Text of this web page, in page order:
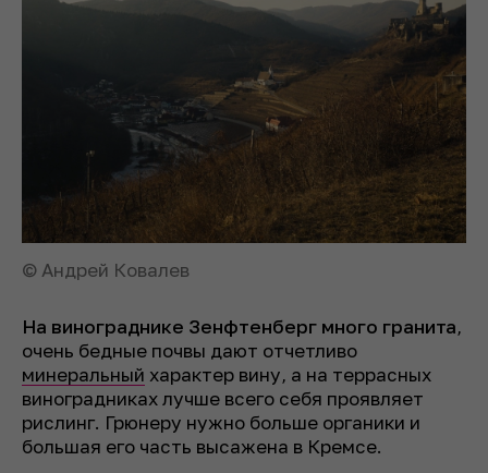
© Андрей Ковалев
На винограднике Зенфтенберг много гранита,
очень бедные почвы дают отчетливо
минеральный характер вину, а на террасных
виноградниках лучше всего себя проявляет
рислинг. Грюнеру нужно больше органики и
большая его часть высажена в Кремсе.